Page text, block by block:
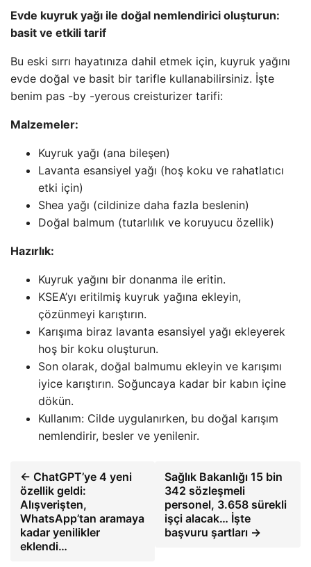
Evde kuyruk yağı ile doğal nemlendirici oluşturun:
basit ve etkili tarif
Bu eski sırrı hayatınıza dahil etmek için, kuyruk yağını
evde doğal ve basit bir tarifle kullanabilirsiniz. İşte
benim pas -by -yerous creisturizer tarifi:
Malzemeler:
Kuyruk yağı (ana bileşen)
Lavanta esansiyel yağı (hoş koku ve rahatlatıcı
etki için)
Shea yağı (cildinize daha fazla beslenin)
Doğal balmum (tutarlılık ve koruyucu özellik)
Hazırlık:
Kuyruk yağını bir donanma ile eritin.
KSEA’yı eritilmiş kuyruk yağına ekleyin,
çözünmeyi karıştırın.
Karışıma biraz lavanta esansiyel yağı ekleyerek
hoş bir koku oluşturun.
Son olarak, doğal balmumu ekleyin ve karışımı
iyice karıştırın. Soğuncaya kadar bir kabın içine
dökün.
Kullanım: Cilde uygulanırken, bu doğal karışım
nemlendirir, besler ve yenilenir.
← ChatGPT’ye 4 yeni
özellik geldi:
Alışverişten,
WhatsApp’tan aramaya
kadar yenilikler
eklendi…
Sağlık Bakanlığı 15 bin
342 sözleşmeli
personel, 3.658 sürekli
işçi alacak… İşte
başvuru şartları →